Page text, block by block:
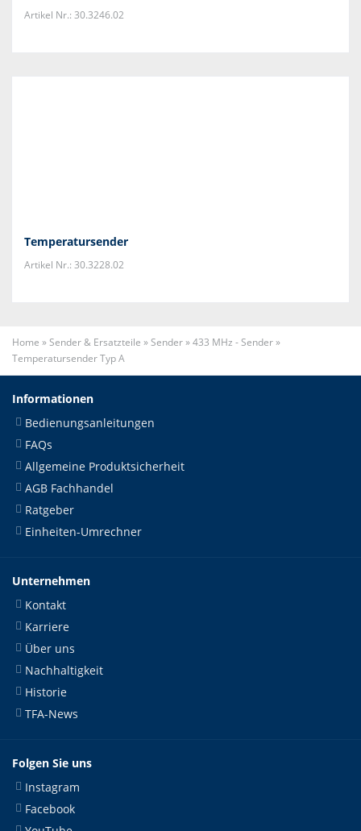
Artikel Nr.: 30.3246.02
Temperatursender
Artikel Nr.: 30.3228.02
Home »Sender & Ersatzteile »Sender»433 MHz - Sender»
Temperatursender Typ A
Informationen
Bedienungsanleitungen
FAQs
Allgemeine Produktsicherheit
AGB Fachhandel
Ratgeber
Einheiten-Umrechner
Unternehmen
Kontakt
Karriere
Über uns
Nachhaltigkeit
Historie
TFA-News
Folgen Sie uns
Instagram
Facebook